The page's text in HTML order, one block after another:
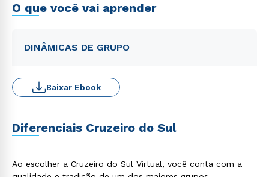
O que você vai aprender
DINÂMICAS DE GRUPO
Baixar Ebook
Diferenciais Cruzeiro do Sul
Ao escolher a Cruzeiro do Sul Virtual, você conta com a